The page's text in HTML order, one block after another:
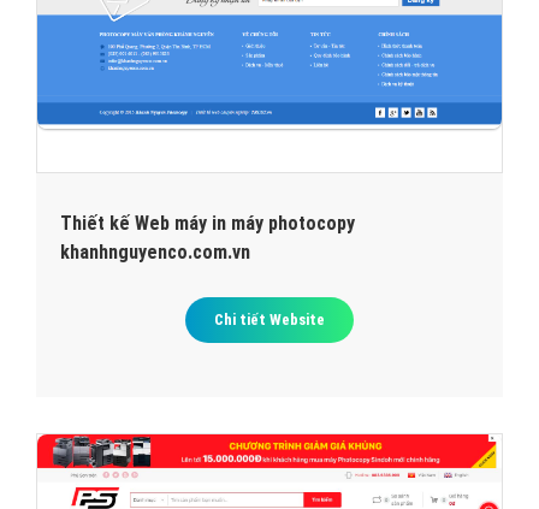
Thiết kế Web máy in máy photocopy
khanhnguyenco.com.vn
Chi tiết Website